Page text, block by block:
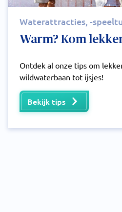
Waterattracties, -
Warm? Kom
Ontdek al onze tips om
wildwaterbaan tot ijsjes!
Bekijk tips